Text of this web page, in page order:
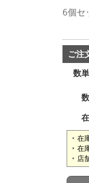
6個セ
ご注
数
在
在
店